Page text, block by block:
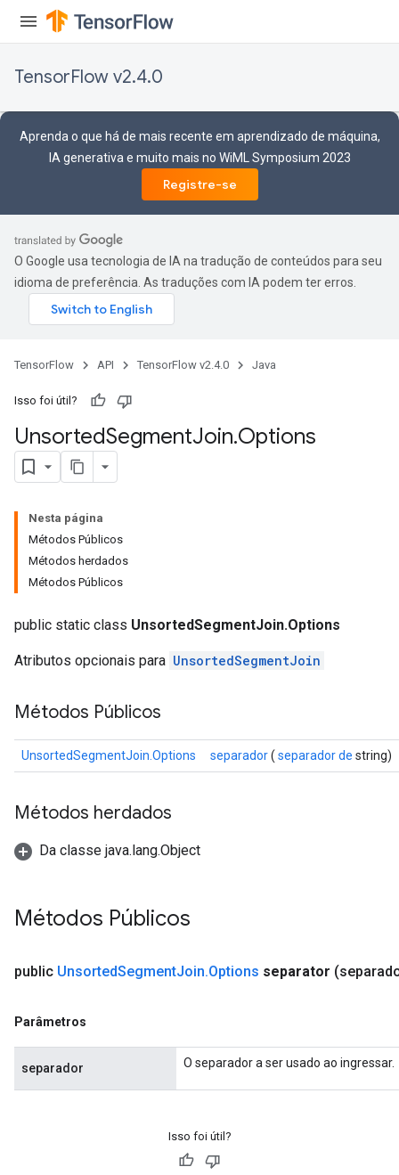
TensorFlow v2.4.0
Aprenda o que há de mais recente em aprendizado de máquina,
IA generativa e muito mais no WiML Symposium 2023
Registre-se
O Google usa tecnologia de IA na tradução de conteúdos para seu
idioma de preferência. As traduções com IA podem ter erros.
TensorFlow API TensorFlow v2.4.0 Java
Isso foi útil?
UnsortedSegmentJoin.Options
Nesta página
Métodos Públicos
Métodos herdados
Métodos Públicos
public static class UnsortedSegmentJoin.Options
Atributos opcionais para UnsortedSegmentJoin
Métodos Públicos
UnsortedSegmentJoin.Options separador( separador de string)
Métodos herdados
Da classe java.lang.Object
Métodos Públicos
public UnsortedSegmentJoin.Options separator
Parâmetros
separador O separador a ser usado ao ingressar.
Isso foi útil?